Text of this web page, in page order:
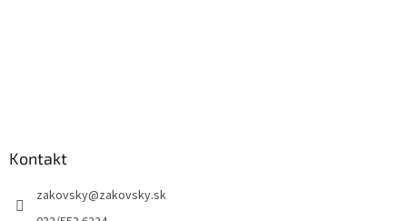
Kontakt
zakovsky@zakovsky.sk